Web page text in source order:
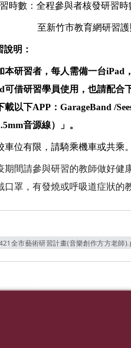
時數：全程參與者核發研習時
市教育網研習護照上
明：
本研習者，每人需備一台iPad
可借研習學員使用，也請配合
載以下APP：GarageBand /
音源線）」。
車位有限，請騎乘機車或共乘。
期間請參與研習的教師做好健
口罩，有發燒或呼吸道症狀的
全市藝術研習計畫(音樂創作方方老師